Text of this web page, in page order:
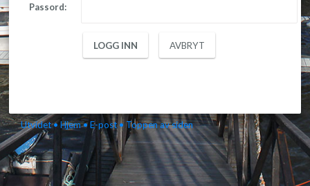
Passord:
Utvidet• Hjem• E-post• Toppen av siden